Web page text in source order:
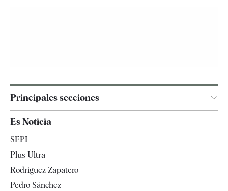
Principales secciones
Televisión
Es Noticia
SEPI
Plus Ultra
Rodríguez Zapatero
Pedro Sánchez